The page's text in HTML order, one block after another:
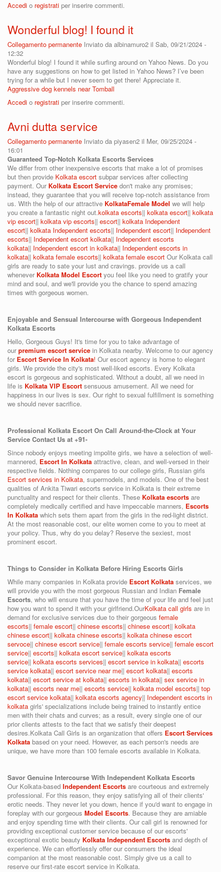
Accedi o registrati per inserire commenti.
Wonderful blog! I found it
Collegamento permanente Inviato da albinamuro2 il Sab, 09/21/2024 -
12:32
Wonderful blog! I found it while surfing around on Yahoo News. Do you
have any suggestions on how to get listed in Yahoo News? I’ve been
trying for a while but I never seem to get there! Appreciate it.
Aggressive dog kennels near Tomball
Accedi o registrati per inserire commenti.
Avni dutta service
Collegamento permanente Inviato da piyasen2 il Mer, 09/25/2024 -
16:01
Guaranteed Top-Notch Kolkata Escorts Services
We differ from other inexpensive escorts that make a lot of promises
but then provide Kolkata escort subpar services after collecting
payment. Our Kolkata Escort Service don't make any promises;
instead, they guarantee that you will receive top-notch assistance from
us. With the help of our attractive KolkataFemale Model we will help
you create a fantastic night out.kolkata escorts|| kolkata escort|| kolkata
vip escort|| kolkata vip escorts|| escort|| kolkata Independent
escort|| kolkata Independent escorts|| Independent escort|| Independent
escorts|| Independent escort kolkata|| Independent escorts
kolkata|| Independent escort in kolkata|| Independent escorts in
kolkata|| kolkata female escorts|| kolkata female escort Our Kolkata call
girls are ready to sate your lust and cravings. provide us a call
whenever Kolkata Model Escort you feel like you need to gratify your
mind and soul, and we'll provide you the chance to spend amazing
times with gorgeous women.
Enjoyable and Sensual Intercourse with Gorgeous Independent
Kolkata Escorts
Hello, Gorgeous Guys! It's time for you to take advantage of
our premium escort service in Kolkata nearby. Welcome to our agency
for Escort Service In Kolkata! Our escort agency is home to elegant
girls. We provide the city's most well-liked escorts. Every Kolkata
escort is gorgeous and sophisticated. Without a doubt, all we need in
life is Kolkata VIP Escort sensuous amusement. All we need for
happiness in our lives is sex. Our right to sexual fulfillment is something
we should never sacrifice.
Professional Kolkata Escort On Call Around-the-Clock at Your
Service Contact Us at +91-
Since nobody enjoys meeting impolite girls, we have a selection of well-
mannered, Escort In Kolkata attractive, clean, and well-versed in their
respective fields. Nothing compares to our college girls, Russian girls
Escort services in Kolkata, supermodels, and models. One of the best
qualities of Ankita Tiwari escorts service in Kolkata is their extreme
punctuality and respect for their clients. These Kolkata escorts are
completely medically certified and have impeccable manners, Escorts
In Kolkata which sets them apart from the girls in the red-light district.
At the most reasonable cost, our elite women come to you to meet at
your policy. Thus, why do you delay? Reserve the sexiest, most
prominent escort.
Things to Consider in Kolkata Before Hiring Escorts Girls
While many companies in Kolkata provide Escort Kolkata services, we
will provide you with the most gorgeous Russian and Indian Female
Escorts, who will ensure that you have the time of your life and feel just
how you want to spend it with your girlfriend.OurKolkata call girls are in
demand for exclusive services due to their gorgeous female
escorts|| female escort|| chinese escorts|| chinese escort|| kolkata
chinese escort|| kolkata chinese escorts|| kolkata chinese escort
servoce|| chinese escort service|| female escorts service|| female escort
service|| escorts|| kolkata escort service|| kolkata escorts
service|| kolkata escorts services|| escort service in kolkata|| escorts
service kolkata|| escort service near me|| escort kolkata|| escorts
kolkata|| escort service at kolkata|| escorts in kolkata|| sex service in
kolkata|| escorts near me|| escorts service|| kolkata model escorts|| top
escort service kolkata|| kolkata escorts agency|| Independent escorts in
kolkata girls' specializations include being trained to instantly entice
men with their chats and curves; as a result, every single one of our
prior clients attests to the fact that we satisfy their deepest
desires.Kolkata Call Girls is an organization that offers Escort Services
Kolkata based on your need. However, as each person's needs are
unique, we have more than 100 female escorts available in Kolkata.
Savor Genuine Intercourse With Independent Kolkata Escorts
Our Kolkata-based Independent Escorts are courteous and extremely
professional. For this reason, they enjoy satisfying all of their clients'
erotic needs. They never let you down, hence if you'd want to engage in
foreplay with our gorgeous Model Escorts. Because they are amiable
and enjoy spending time with their clients. Our call girl is renowned for
providing exceptional customer service because of our escorts'
exceptional exotic beauty Kolkata Independent Escorts and depth of
experience. We can effortlessly offer our consumers the ideal
companion at the most reasonable cost. Simply give us a call to
reserve our first-rate escort service in Kolkata.